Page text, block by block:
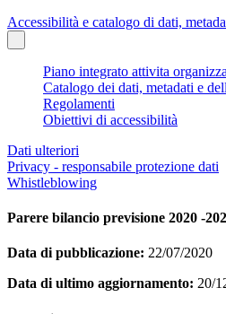
Accessibilità e catalogo di dati,
Piano integrato attivita
Catalogo dei dati, metadati e
Regolamenti
Obiettivi di accessibilità
Dati ulteriori
Privacy - responsabile protezione dati
Whistleblowing
Parere bilancio previsione 2020 -
Data di pubblicazione: 22/07/2020
Data di ultimo aggiornamento: 20/